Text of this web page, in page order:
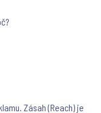
Zásah (Reach) je